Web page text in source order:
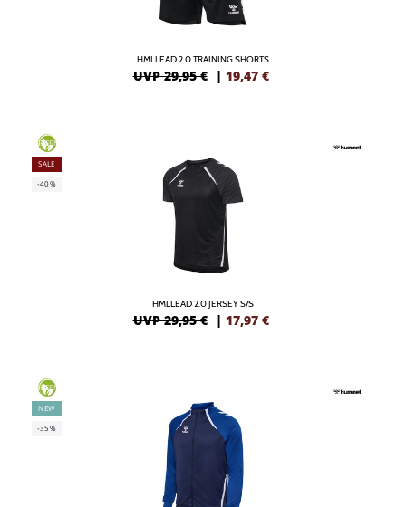
HMLLEAD 2.0 TRAINING SHORTS
UVP 29,95 € | 19,47 €
GREEN
SALE
-40%
HMLLEAD 2.0 JERSEY S/S
UVP 29,95 € | 17,97 €
GREEN
NEW
-35%